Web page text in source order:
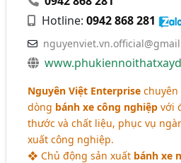
Hotline:0942 868 281
Nguyên Việt Enterprise chuyên
dòng bánh xe công nghiệp với
thước và chất liệu, phục vụ
xuất công nghiệp.
❖ Chủ động sản xuất bánh xe